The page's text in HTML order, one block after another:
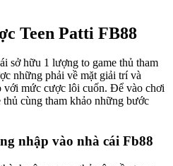
Teen Patti FB88
sở hữu 1 lượng to game thủ tham
những phải về mặt giải trí và
với mức cược lôi cuốn. Để vào chơi
thủ cùng tham khảo những bước
nhập vào nhà cái Fb88